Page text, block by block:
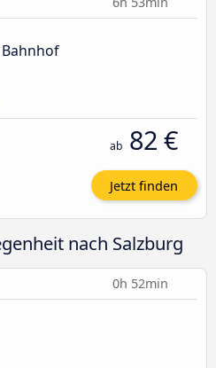
ab 82 €
Jetzt finden
nach Salzburg
0h 52min